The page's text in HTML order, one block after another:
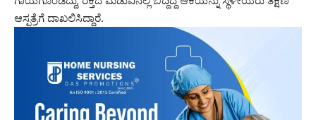
ಆಸ್ಪತ್ರೆಗೆ ದಾಖಲಿಸಿದ್ದಾರೆ.